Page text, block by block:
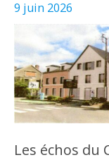
9 juin 2026
Les échos du